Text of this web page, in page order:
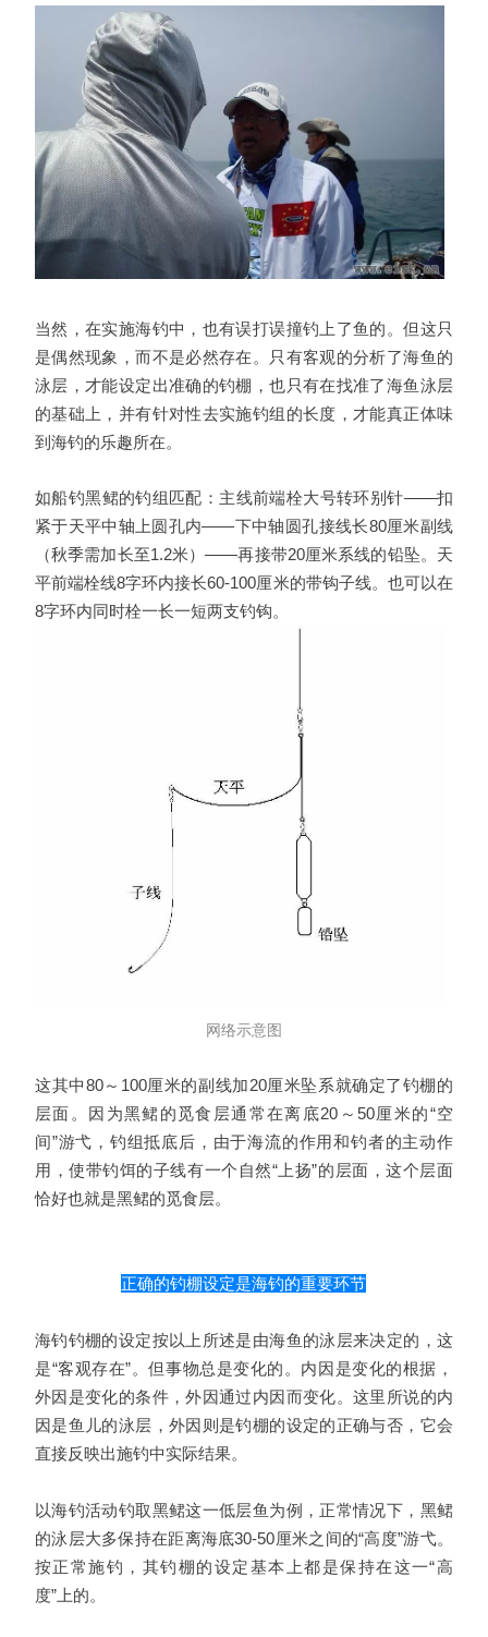
当然，在实施海钓中，也有误打误撞钓上了鱼的。但这只
是偶然现象，而不是必然存在。只有客观的分析了海鱼的
泳层，才能设定出准确的钓棚，也只有在找准了海鱼泳层
的基础上，并有针对性去实施钓组的长度，才能真正体味
到海钓的乐趣所在。
如船钓黑鲪的钓组匹配：主线前端栓大号转环别针――扣
紧于天平中轴上圆孔内――下中轴圆孔接线长80厘米副线
（秋季需加长至1.2米）――再接带20厘米系线的铅坠。天
平前端栓线8字环内接长60-100厘米的带钩子线。也可以在
8字环内同时栓一长一短两支钓钩。
网络示意图
这其中80～100厘米的副线加20厘米坠系就确定了钓棚的
层面。因为黑鲪的觅食层通常在离底20～50厘米的“空
间”游弋，钓组抵底后，由于海流的作用和钓者的主动作
用，使带钓饵的子线有一个自然“上扬”的层面，这个层面
恰好也就是黑鲪的觅食层。
正确的钓棚设定是海钓的重要环节
海钓钓棚的设定按以上所述是由海鱼的泳层来决定的，这
是“客观存在”。但事物总是变化的。内因是变化的根据，
外因是变化的条件，外因通过内因而变化。这里所说的内
因是鱼儿的泳层，外因则是钓棚的设定的正确与否，它会
直接反映出施钓中实际结果。
以海钓活动钓取黑鲪这一低层鱼为例，正常情况下，黑鲪
的泳层大多保持在距离海底30-50厘米之间的“高度”游弋。
按正常施钓，其钓棚的设定基本上都是保持在这一“高
度”上的。